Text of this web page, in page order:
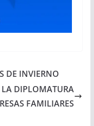
DE INVIERNO
DIPLOMATURA
FAMILIARES